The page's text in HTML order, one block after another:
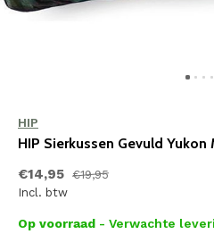
HIP
HIP Sierkussen Gevuld
€14,95 €19,95
Incl. btw
Op voorraad - Verwachte